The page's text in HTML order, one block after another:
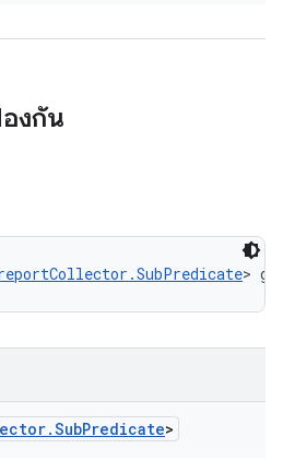
องกัน
>
.SubPredicate>